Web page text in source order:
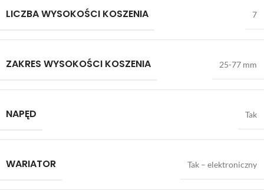
LICZBA WYSOKOŚCI KOSZENIA 7
ZAKRES WYSOKOŚCI KOSZENIA 25-77 mm
NAPĘD Tak
WARIATOR Tak – elektroniczny